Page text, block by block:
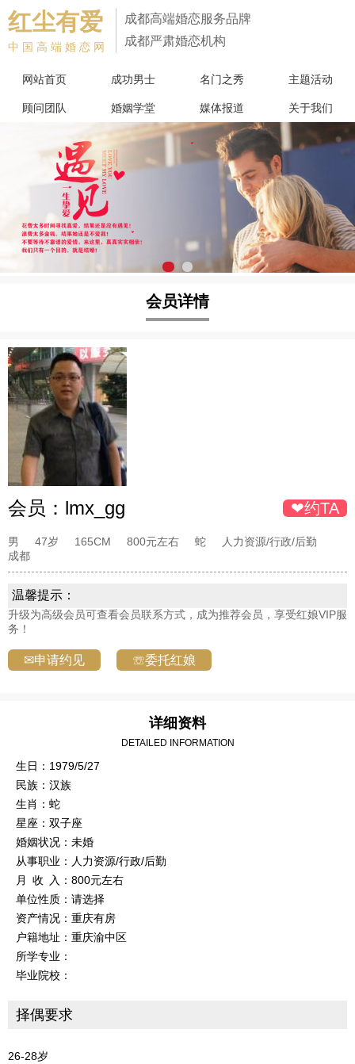
红尘有爱
中国高端婚恋网
成都高端婚恋服务品牌
成都严肃婚恋机构
网站首页 成功男士 名门之秀 主题活动
顾问团队 婚姻学堂 媒体报道 关于我们
会员详情
会员： lmx_gg ❤约TA
男 47岁 165CM 800元左右 蛇
人力资源/行政/后勤
成都
温馨提示：
升级为高级会员可查看会员联系方式，成为推荐会员，享受红娘VIP服
务！
✉申请约见 ☏委托红娘
详细资料
DETAILED INFORMATION
生日：1979/5/27
民族：汉族
生肖：蛇
星座：双子座
婚姻状况：未婚
从事职业：人力资源/行政/后勤
月 收 入：800元左右
单位性质：请选择
资产情况：重庆有房
户籍地址：重庆渝中区
所学专业：
毕业院校：
择偶要求
26-28岁